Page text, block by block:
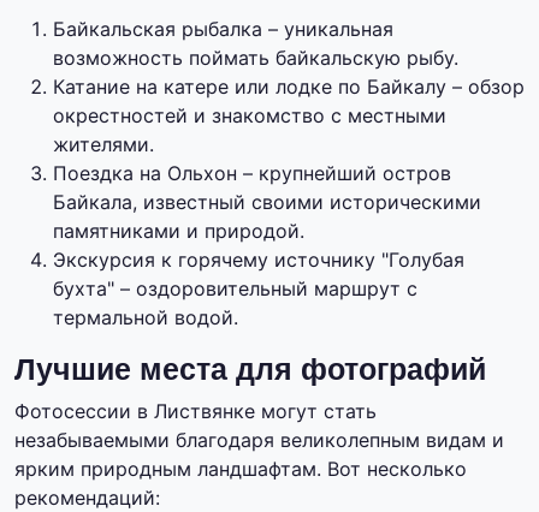
Байкальская рыбалка – уникальная
возможность поймать байкальскую рыбу.
Катание на катере или лодке по Байкалу – обзор
окрестностей и знакомство с местными
жителями.
Поездка на Ольхон – крупнейший остров
Байкала, известный своими историческими
памятниками и природой.
Экскурсия к горячему источнику "Голубая
бухта" – оздоровительный маршрут с
термальной водой.
Лучшие места для фотографий
Фотосессии в Листвянке могут стать
незабываемыми благодаря великолепным видам и
ярким природным ландшафтам. Вот несколько
рекомендаций: